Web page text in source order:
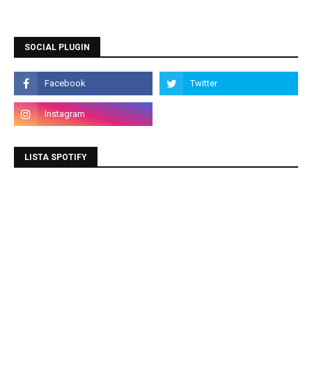
SOCIAL PLUGIN
LISTA SPOTIFY